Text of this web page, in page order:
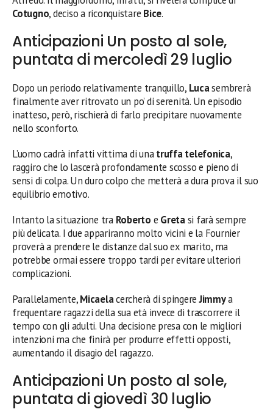
Cotugno, deciso a riconquistare Bice.
Anticipazioni Un posto al sole,
puntata di mercoledì 29 luglio
Dopo un periodo relativamente tranquillo, Lucasembrerà
finalmente aver ritrovato un po’ di serenità. Un episodio
inatteso, però, rischierà di farlo precipitare nuovamente
nello sconforto.
L’uomo cadrà infatti vittima di unatruffa telefonica,
raggiro che lo lascerà profondamente scosso e pieno di
sensi di colpa. Un duro colpo che metterà a dura prova il suo
equilibrio emotivo.
Intanto la situazione tra Roberto e Gretasi farà sempre
più delicata. I due appariranno molto vicini e la Fournier
proverà a prendere le distanze dal suo ex marito, ma
potrebbe ormai essere troppo tardi per evitare ulteriori
complicazioni.
Parallelamente,Micaelacercherà di spingereJimmya
frequentare ragazzi della sua età invece di trascorrere il
tempo con gli adulti. Una decisione presa con le migliori
intenzioni ma che finirà per produrre effetti opposti,
aumentando il disagio del ragazzo.
Anticipazioni Un posto al sole,
puntata di giovedì 30 luglio